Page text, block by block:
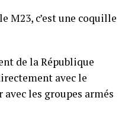
M23, c’est une coquille
de la République
avec le
les groupes armés